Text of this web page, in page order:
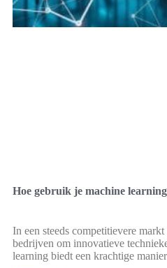
Hoe gebruik je machine
In een steeds competitievere
bedrijven om innovatieve
learning biedt een krachtige